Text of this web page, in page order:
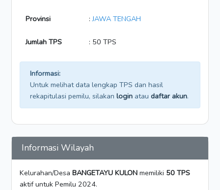
Provinsi :JAWA TENGAH
Jumlah TPS : 50 TPS
Informasi:
Untuk melihat data lengkap TPS dan hasil
rekapitulasi pemilu, silakan login atau daftar akun.
Informasi Wilayah
Kelurahan/Desa BANGETAYU KULON memiliki 50 TPS
aktif untuk Pemilu 2024.